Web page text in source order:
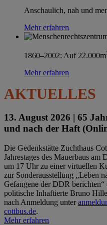
Anschaulich, nah und
Mehr erfahren
1860–2002: Auf 22.000m
Mehr erfahren
AKTUELLES
13. August 2026 | 65
und nach der Haft
Die Gedenkstätte Zuchthaus
Jahrestages des Mauerbaus am
um 17 Uhr zu einer virtuellen
zur Sonderausstellung „Leben
Gefangene der DDR
politische Inhaftierte Bruno
nach Anmeldung unter
cottbus.de.
Mehr erfahren